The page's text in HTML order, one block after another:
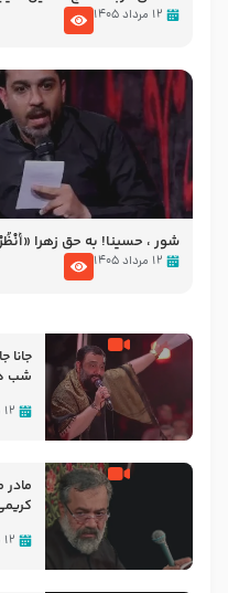
۱۲ مرداد ۱۴۰۵
شور ، حسینا! به‌ حق زهرا
محرّم 1405
۱۲ مرداد ۱۴۰۵
جانا
۱۲ مرداد ۱۴۰۵
۱۲ مرداد ۱۴۰۵